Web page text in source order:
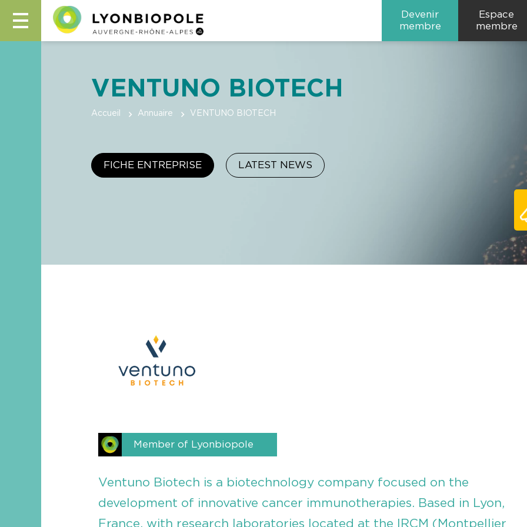
Devenir
membre
Espace
membre
VENTUNO BIOTECH
Accueil Annuaire VENTUNO BIOTECH
FICHE ENTREPRISE LATEST NEWS
Member of Lyonbiopole
Ventuno Biotech is a biotechnology company focused on the
development of innovative cancer immunotherapies. Based in Lyon,
France, with research laboratories located at the IRCM (Montpellier